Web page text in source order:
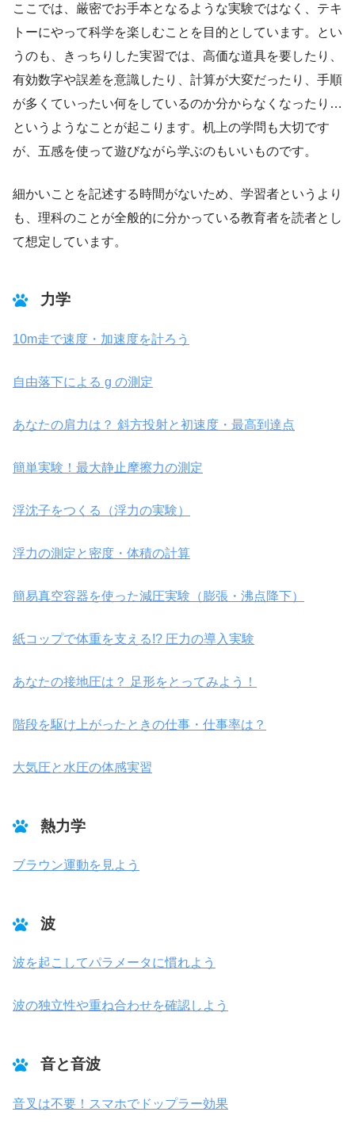
ここでは、厳密でお手本となるような実験ではなく、テキ
トーにやって科学を楽しむことを目的としています。とい
うのも、きっちりした実習では、高価な道具を要したり、
有効数字や誤差を意識したり、計算が大変だったり、手順
が多くていったい何をしているのか分からなくなったり…
というようなことが起こります。机上の学問も大切です
が、五感を使って遊びながら学ぶのもいいものです。
細かいことを記述する時間がないため、学習者というより
も、理科のことが全般的に分かっている教育者を読者とし
て想定しています。
力学
10m走で速度・加速度を計ろう
自由落下による g の測定
あなたの肩力は？ 斜方投射と初速度・最高到達点
簡単実験！最大静止摩擦力の測定
浮沈子をつくる（浮力の実験）
浮力の測定と密度・体積の計算
簡易真空容器を使った減圧実験（膨張・沸点降下）
紙コップで体重を支える!? 圧力の導入実験
あなたの接地圧は？ 足形をとってみよう！
階段を駆け上がったときの仕事・仕事率は？
大気圧と水圧の体感実習
熱力学
ブラウン運動を見よう
波
波を起こしてパラメータに慣れよう
波の独立性や重ね合わせを確認しよう
音と音波
音叉は不要！スマホでドップラー効果